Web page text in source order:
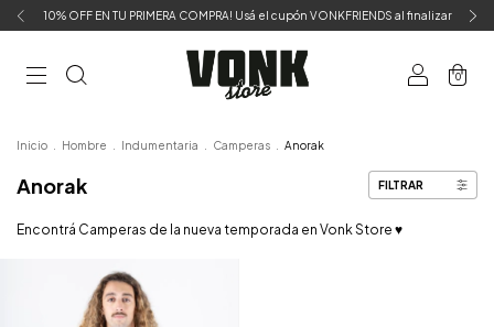
10% OFF EN TU PRIMERA COMPRA! Usá el cupón VONKFRIENDS al finalizar
0
Inicio Hombre Indumentaria Camperas Anorak
Anorak FILTRAR
Encontrá Camperas de la nueva temporada en Vonk Store ♥